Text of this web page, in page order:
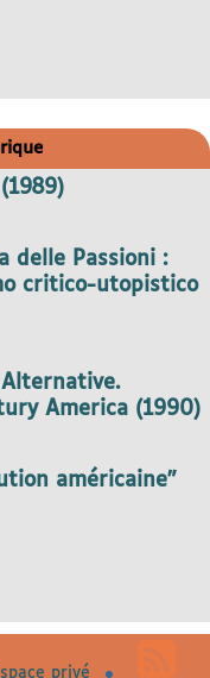
delle Passioni :
critico-utopistico
Alternative.
America (1990)
américaine"
privé